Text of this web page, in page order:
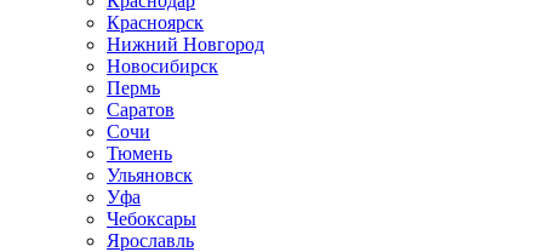
Красноярск
Нижний Новгород
Новосибирск
Пермь
Саратов
Сочи
Тюмень
Ульяновск
Уфа
Чебоксары
Ярославль